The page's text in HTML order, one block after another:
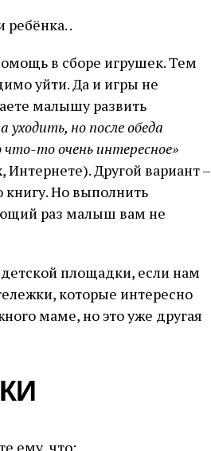
.
в сборе игрушек. Тем
уйти. Да и игры не
малышу развить
уходить, но после обеда
что-то очень интересное»
Другой вариант –
книгу. Но выполнить
раз малыш вам не
площадки, если нам
которые интересно
маме, но это уже другая